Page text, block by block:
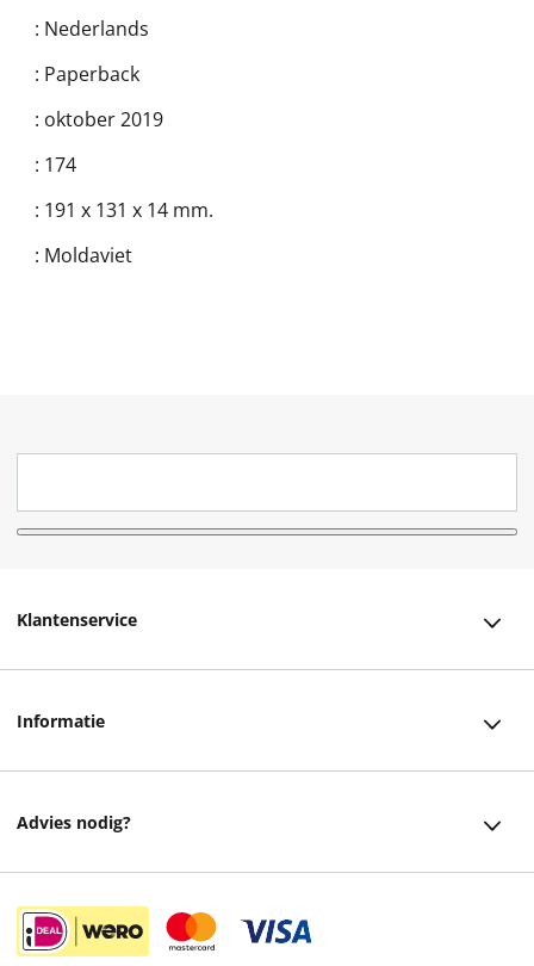
: Nederlands
: Paperback
: oktober 2019
: 174
: 191 x 131 x 14 mm.
: Moldaviet
Klantenservice
Retourneren
Informatie
Cadeaukaart
Advies nodig?
Instagram